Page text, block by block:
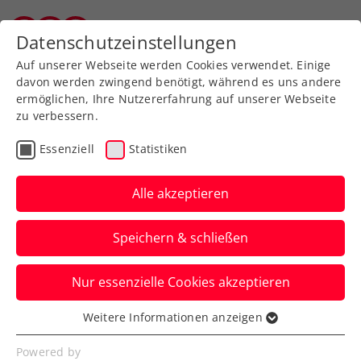
Aktuelle News
News filtern
Datenschutzeinstellungen
Auf unserer Webseite werden Cookies verwendet. Einige
davon werden zwingend benötigt, während es uns andere
ermöglichen, Ihre Nutzererfahrung auf unserer Webseite
zu verbessern.
Essenziell Statistiken
Alle akzeptieren
Speichern & schließen
Nur essenzielle Cookies akzeptieren
Essenziell
Essenzielle Cookies werden für grundlegende
Weitere Informationen anzeigen
Powered by